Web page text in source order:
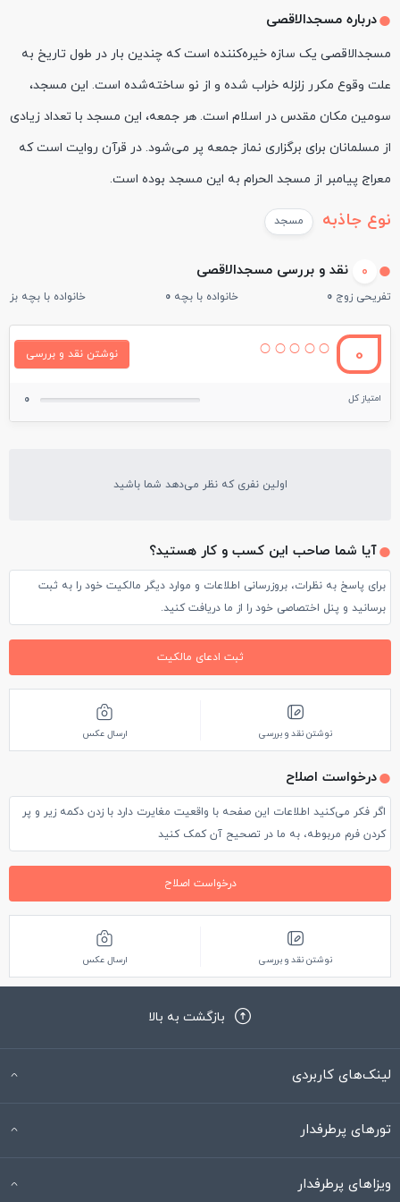
درباره مسجدالاقصی
مسجدالاقصی یک سازه خیره‌کننده است که چندین بار در طول تاریخ به
علت وقوع مکرر زلزله خراب شده و از نو ساخته‌شده است. این مسجد،
سومین مکان مقدس در اسلام است. هر جمعه، این مسجد با تعداد زیادی
از مسلمانان برای برگزاری نماز جمعه پر می‌شود. در قرآن روایت است که
معراج پیامبر از مسجد الحرام به این مسجد بوده است.
نوع جاذبه مسجد
0 نقد و بررسی مسجدالاقصی
تفریحی زوج 0 خانواده با بچه 0 خانواده با بچه
0 نوشتن نقد و بررسی
امتیاز کل 0
اولین نفری که نظر می‌دهد شما باشید
آیا شما صاحب این کسب و کار هستید؟
برای پاسخ به نظرات، بروزرسانی اطلاعات و موارد دیگر مالکیت خود را به ثبت
برسانید و پنل اختصاصی خود را از ما دریافت کنید.
ثبت ادعای مالکیت
نوشتن نقد و بررسی ارسال عکس
درخواست اصلاح
اگر فکر می‌کنید اطلاعات این صفحه با واقعیت مغایرت دارد با زدن دکمه زیر و پر
کردن فرم مربوطه، به ما در تصحیح آن کمک کنید
درخواست اصلاح
نوشتن نقد و بررسی ارسال عکس
بازگشت به بالا
لینک‌های کاربردی
تورهای پرطرفدار
ویزاهای پرطرفدار